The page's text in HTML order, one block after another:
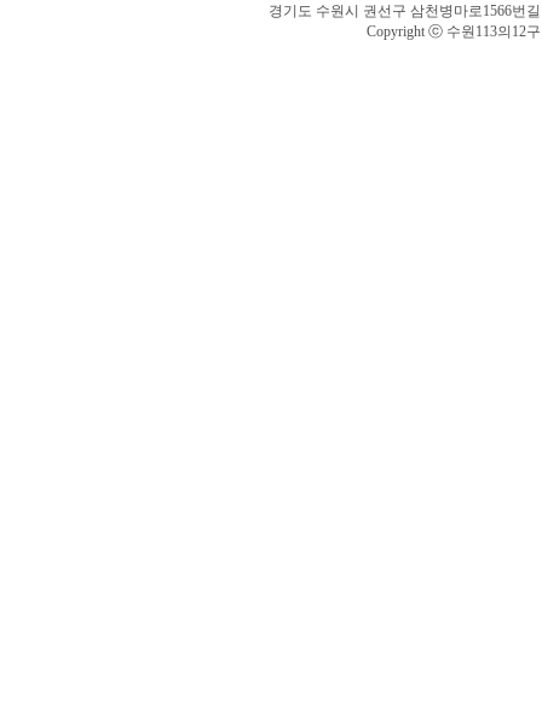
경기도 수원시 권선구 삼천병마로1566번
Copyright ⓒ 수원113의12